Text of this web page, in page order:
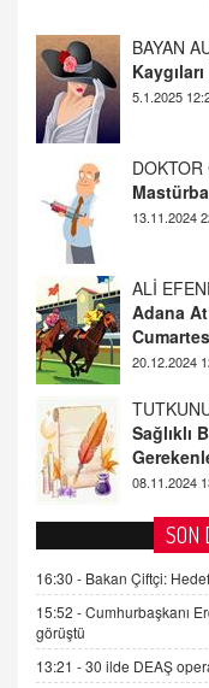
DOKTOR
13.11.2024
ALİ
Adana At
Sağlıklı
08.11.2024
FARUK
Tezkere
2 Kasım 2021
AV.
Kişisel
gelişimi
15.09.2025
SEHER
Kış
SON
16:30 - Bakan Çiftçi:
15:52 -Cumhurbaşkanı
görüştü
13:21 -30 ilde DEAŞ